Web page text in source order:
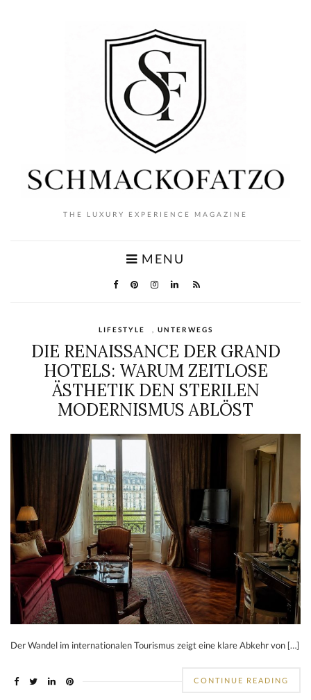
THE LUXURY EXPERIENCE MAGAZINE
MENU
LIFESTYLE UNTERWEGS
DIE RENAISSANCE DER GRAND
HOTELS: WARUM ZEITLOSE
ÄSTHETIK DEN STERILEN
MODERNISMUS ABLÖST
Der Wandel im internationalen Tourismus zeigt eine klare Abkehr von […]
CONTINUE READING